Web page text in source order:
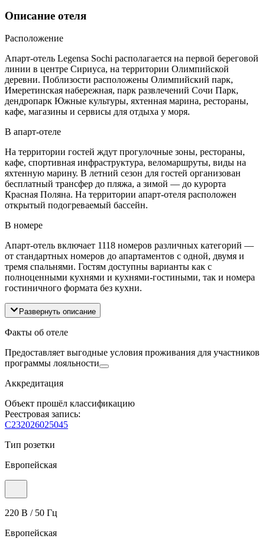
Описание отеля
Расположение
Апарт-отель Legensa Sochi располагается на первой береговой
линии в центре Сириуса, на территории Олимпийской
деревни. Поблизости расположены Олимпийский парк,
Имеретинская набережная, парк развлечений Сочи Парк,
дендропарк Южные культуры, яхтенная марина, рестораны,
кафе, магазины и сервисы для отдыха у моря.
В апарт-отеле
На территории гостей ждут прогулочные зоны, рестораны,
кафе, спортивная инфраструктура, веломаршруты, виды на
яхтенную марину. В летний сезон для гостей организован
бесплатный трансфер до пляжа, а зимой — до курорта
Красная Поляна. На территории апарт-отеля расположен
открытый подогреваемый бассейн.
В номере
Апарт-отель включает 1118 номеров различных категорий —
от стандартных номеров до апартаментов с одной, двумя и
тремя спальнями. Гостям доступны варианты как с
полноценными кухнями и кухнями-гостиными, так и номера
гостиничного формата без кухни.
Развернуть описание
Факты об отеле
Предоставляет выгодные условия проживания для участников
программы лояльности
Аккредитация
Объект прошёл классификацию
Реестровая запись:
С232026025045
Тип розетки
Европейская
220 В / 50 Гц
Европейская